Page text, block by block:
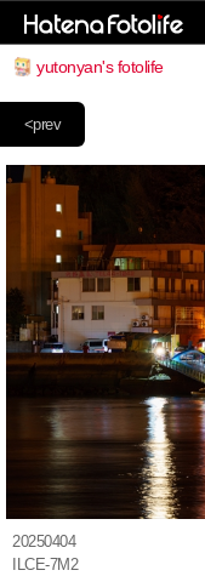
yutonyan's fotolife
<prev
20250404
ILCE-7M2